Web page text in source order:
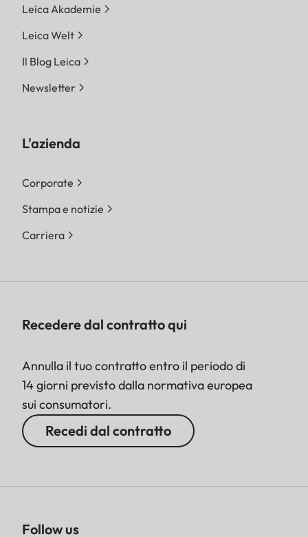
Leica Akademie
Leica Welt
Il Blog Leica
Newsletter
L'azienda
Corporate
Stampa e notizie
Carriera
Recedere dal contratto qui
Annulla il tuo contratto entro il periodo di
14 giorni previsto dalla normativa europea
sui consumatori.
Recedi dal contratto
Follow us